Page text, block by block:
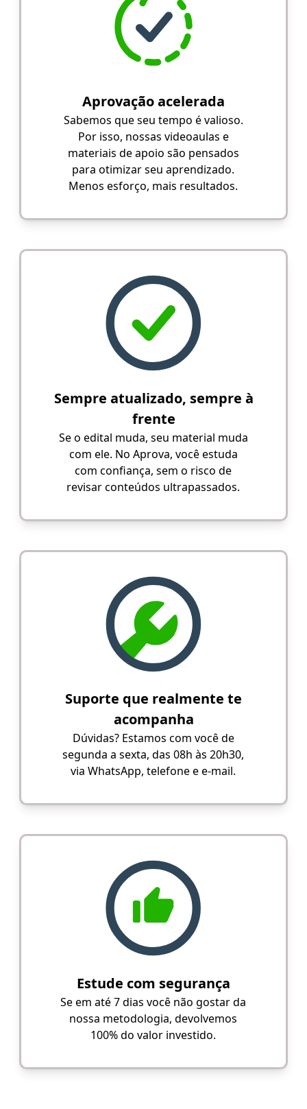
Aprovação acelerada
Sabemos que seu tempo é valioso.
Por isso, nossas videoaulas e
materiais de apoio são pensados
para otimizar seu aprendizado.
Menos esforço, mais resultados.
Sempre atualizado, sempre à
frente
Se o edital muda, seu material muda
com ele. No Aprova, você estuda
com confiança, sem o risco de
revisar conteúdos ultrapassados.
Suporte que realmente te
acompanha
Dúvidas? Estamos com você de
segunda a sexta, das 08h às 20h30,
via WhatsApp, telefone e e-mail.
Estude com segurança
Se em até 7 dias você não gostar da
nossa metodologia, devolvemos
100% do valor investido.